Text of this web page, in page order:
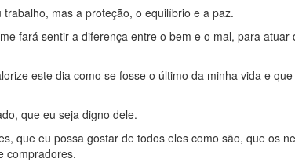
mas a proteção, o equilíbrio e a paz.
fará sentir a diferença entre o bem e o mal, para atuar
este dia como se fosse o último da minha vida e
que eu seja digno dele.
que eu possa gostar de todos eles como são, que os
compradores.